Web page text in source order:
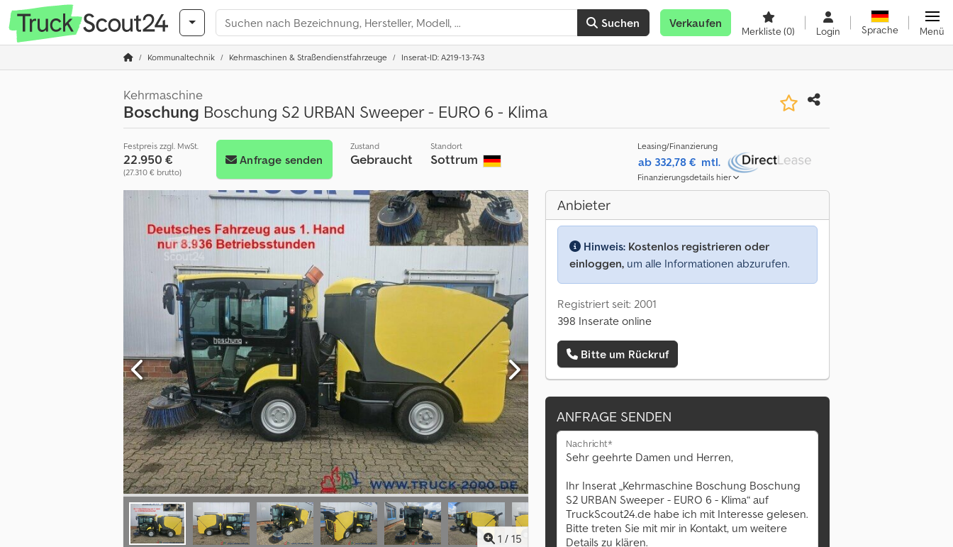
Suchen Verkaufen
Merkliste(0) Login Sprache Menü
Kommunaltechnik Kehrmaschinen & Straßendienstfahrzeuge Inserat-ID: A219-13-743
Kehrmaschine
Boschung Boschung S2 URBAN Sweeper - EURO 6 - Klima
Festpreis zzgl. MwSt.
22.950 €
(27.310 € brutto)
Anfrage senden
Zustand
Gebraucht
Standort
Sottrum
Leasing/Finanzierung
ab 332,78 € mtl.
Finanzierungsdetails hier
1 / 15
Anbieter
Hinweis: Kostenlos registrieren oder
einloggen, um alle Informationen abzurufen.
Registriert seit: 2001
398 Inserate online
Bitte um Rückruf
ANFRAGE SENDEN
Nachricht*